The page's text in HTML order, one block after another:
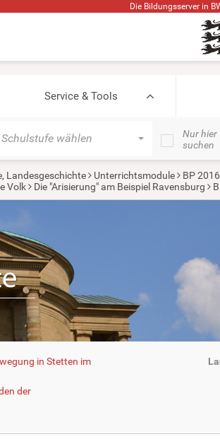
Die Bildungsserver in
Service & Tools
Schulstufe wählen
Nur hier
suchen
Landesgeschichte Unterrichtsmodule
BP
Volk Die "Arisierung" am Beispiel Ravensburg
in Stetten im
der